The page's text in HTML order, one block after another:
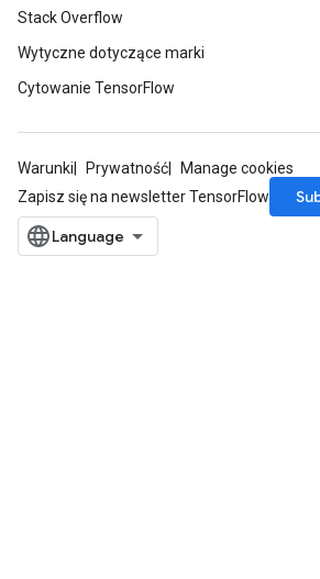
Stack Overflow
Wytyczne dotyczące marki
Cytowanie TensorFlow
Warunki Prywatność
Manage cookies
Zapisz się na newsletter TensorFlow